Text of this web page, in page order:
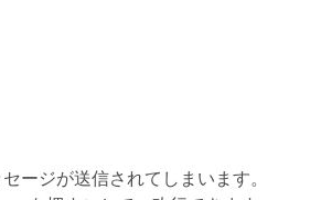
ージが送信されてしまいます。